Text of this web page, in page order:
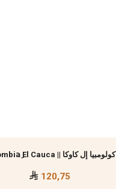
كولومبيا إل كاوكا || Colombiaِ El Cauca
120,75